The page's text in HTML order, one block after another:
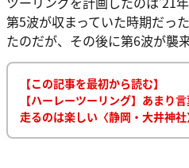
第5波が収まっていた時期だっ
たのだが、その後に第6波が襲
【この記事を最初から読む】
【ハーレーツーリング】あまり
走るのは楽しい〈静岡・大井神社